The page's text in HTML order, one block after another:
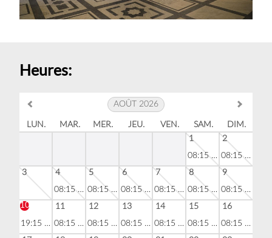
Heures:
AOÛT 2026
LUN. MAR. MER. JEU. VEN. SAM.
DIM.
1
08:15 - 18:50
2
08:15 - 18:50
3
4
08:15 - 23:00
5
08:15 - 18:50
6
08:15 - 18:50
7
08:15 - 18:50
8
08:15 - 18:50
9
08:15 - 18:50
10
19:15 - 23:00
11
08:15 - 18:50
12
08:15 - 18:50
13
08:15 - 18:50
14
08:15 - 18:50
15
08:15 - 18:50
16
08:15 - 18:50